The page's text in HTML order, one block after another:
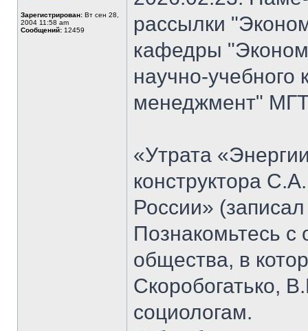
Зарегистрирован: Вт сен 28,
2004 11:58 am
Сообщений: 12459
рассылки
кафедры
научно-
менеджмент"
«Утрата
конструктора
России»
Познакомьтесь
общества, в
Скоробогатько,
социологам.